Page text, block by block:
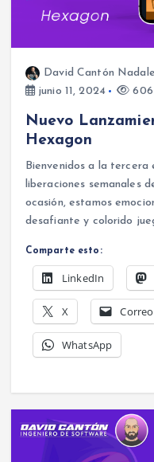
David Cantón
junio 11, 2024
606
Nuevo
Hexagon
Bienvenidos a la
liberaciones semanales
ocasión, estamos
desafiante y colorido
Comparte esto:
LinkedIn
X
WhatsApp